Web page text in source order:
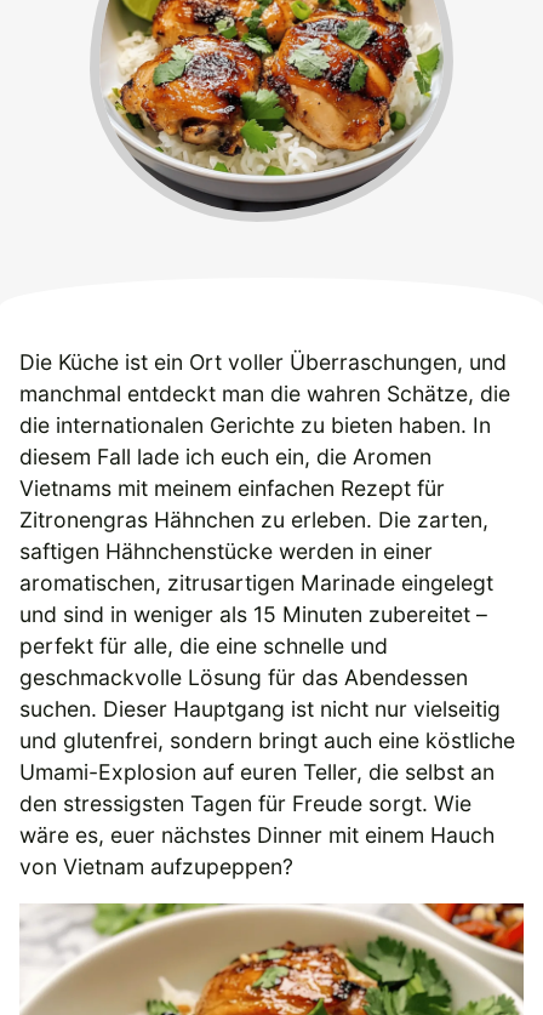
Die Küche ist ein Ort voller Überraschungen, und
manchmal entdeckt man die wahren Schätze, die
die internationalen Gerichte zu bieten haben. In
diesem Fall lade ich euch ein, die Aromen
Vietnams mit meinem einfachen Rezept für
Zitronengras Hähnchen zu erleben. Die zarten,
saftigen Hähnchenstücke werden in einer
aromatischen, zitrusartigen Marinade eingelegt
und sind in weniger als 15 Minuten zubereitet –
perfekt für alle, die eine schnelle und
geschmackvolle Lösung für das Abendessen
suchen. Dieser Hauptgang ist nicht nur vielseitig
und glutenfrei, sondern bringt auch eine köstliche
Umami-Explosion auf euren Teller, die selbst an
den stressigsten Tagen für Freude sorgt. Wie
wäre es, euer nächstes Dinner mit einem Hauch
von Vietnam aufzupeppen?